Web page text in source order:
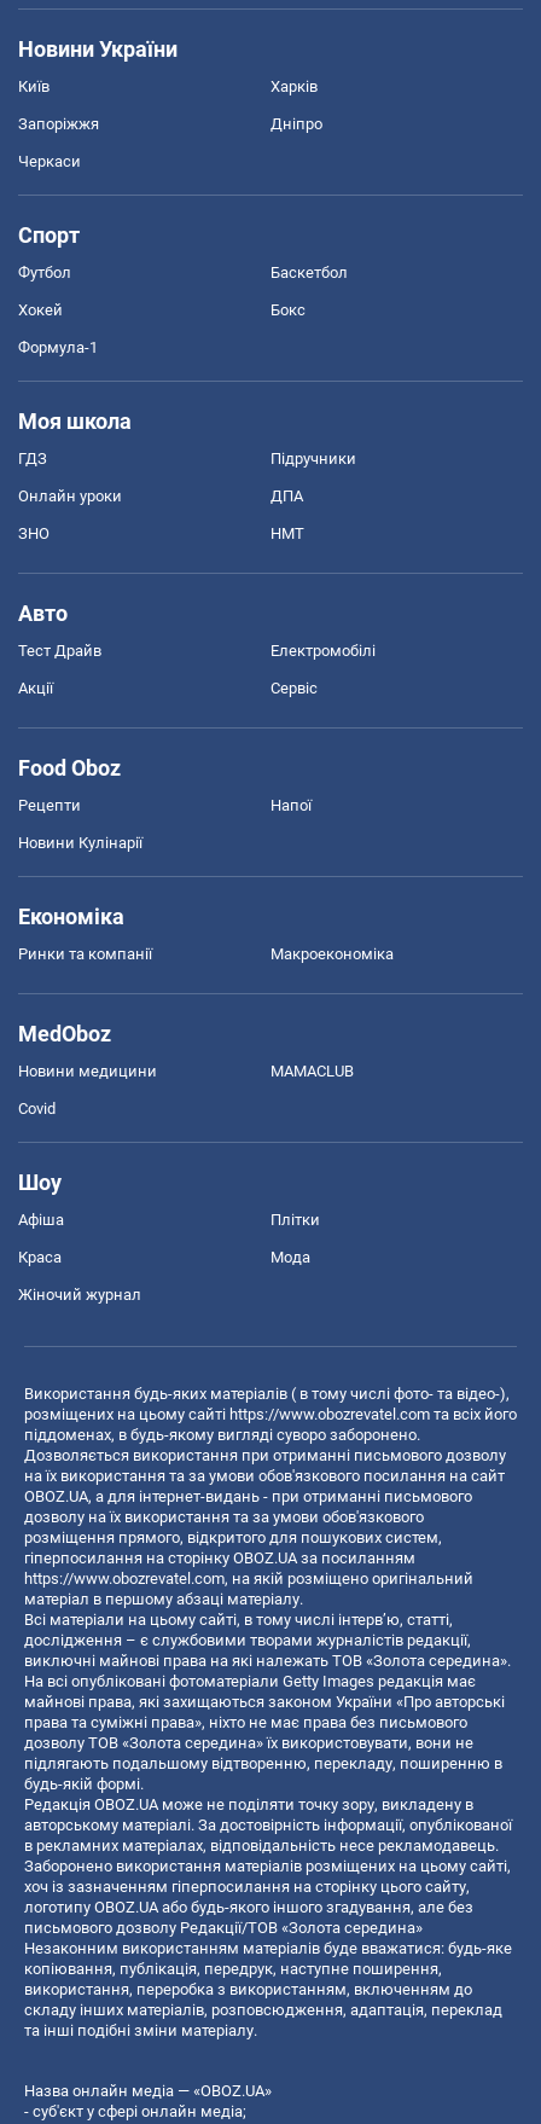
Новини України
Київ Харків
Запоріжжя Дніпро
Черкаси
Спорт
Футбол Баскетбол
Хокей Бокс
Формула-1
Моя школа
ГДЗ Підручники
Онлайн уроки ДПА
ЗНО НМТ
Авто
Тест Драйв Електромобілі
Акції Сервіс
Food Oboz
Рецепти Напої
Новини Кулінарії
Економіка
Ринки та компанії Макроекономіка
MedOboz
Новини медицини MAMACLUB
Covid
Шоу
Афіша Плітки
Краса Мода
Жіночий журнал
Використання будь-яких матеріалів ( в тому числі фото- та відео-),
розміщених на цьому сайті https://www.obozrevatel.com та всіх його
піддоменах, в будь-якому вигляді суворо заборонено.
Дозволяється використання при отриманні письмового дозволу
на їх використання та за умови обов'язкового посилання на сайт
OBOZ.UA, а для інтернет-видань - при отриманні письмового
дозволу на їх використання та за умови обов'язкового
розміщення прямого, відкритого для пошукових систем,
гіперпосилання на сторінку OBOZ.UA за посиланням
https://www.obozrevatel.com, на якій розміщено оригінальний
матеріал в першому абзаці матеріалу.
Всі матеріали на цьому сайті, в тому числі інтерв’ю, статті,
дослідження – є службовими творами журналістів редакції,
виключні майнові права на які належать ТОВ «Золота середина».
На всі опубліковані фотоматеріали Getty Images редакція має
майнові права, які захищаються законом України «Про авторські
права та суміжні права», ніхто не має права без письмового
дозволу ТОВ «Золота середина» їх використовувати, вони не
підлягають подальшому відтворенню, перекладу, поширенню в
будь-якій формі.
Редакція OBOZ.UA може не поділяти точку зору, викладену в
авторському матеріалі. За достовірність інформації, опублікованої
в рекламних матеріалах, відповідальність несе рекламодавець.
Заборонено використання матеріалів розміщених на цьому сайті,
хоч із зазначенням гіперпосилання на сторінку цього сайту,
логотипу OBOZ.UA або будь-якого іншого згадування, але без
письмового дозволу Редакції/ТОВ «Золота середина»
Незаконним використанням матеріалів буде вважатися: будь-яке
копiювання, публiкацiя, передрук, наступне поширення,
використання, переробка з використанням, включенням до
складу інших матеріалів, розповсюдження, адаптація, переклад
та інші подібні зміни матеріалу.
Назва онлайн медіа — «OBOZ.UA»
- суб'єкт у сфері онлайн медіа;